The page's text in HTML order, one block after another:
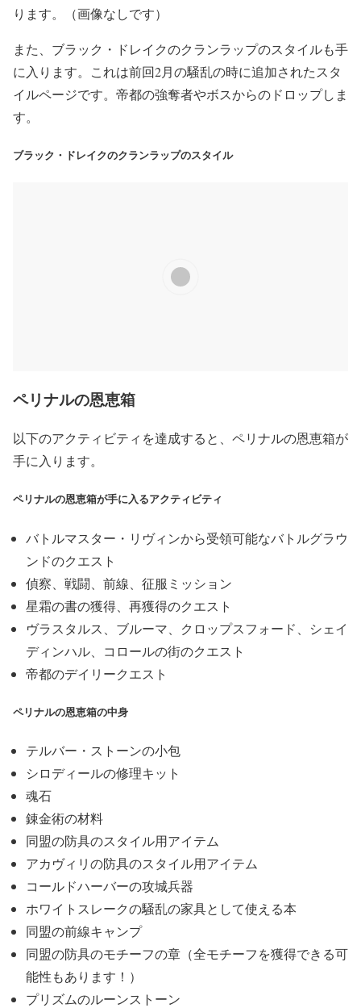
ります。（画像なしです）
また、ブラック・ドレイクのクランラップのスタイルも手
に入ります。これは前回2月の騒乱の時に追加されたスタ
イルページです。帝都の強奪者やボスからのドロップしま
す。
ブラック・ドレイクのクランラップのスタイル
ペリナルの恩恵箱
以下のアクティビティを達成すると、ペリナルの恩恵箱が
手に入ります。
ペリナルの恩恵箱が手に入るアクティビティ
バトルマスター・リヴィンから受領可能なバトルグラウ
ンドのクエスト
偵察、戦闘、前線、征服ミッション
星霜の書の獲得、再獲得のクエスト
ヴラスタルス、ブルーマ、クロップスフォード、シェイ
ディンハル、コロールの街のクエスト
帝都のデイリークエスト
ペリナルの恩恵箱の中身
テルバー・ストーンの小包
シロディールの修理キット
魂石
錬金術の材料
同盟の防具のスタイル用アイテム
アカヴィリの防具のスタイル用アイテム
コールドハーバーの攻城兵器
ホワイトスレークの騒乱の家具として使える本
同盟の前線キャンプ
同盟の防具のモチーフの章（全モチーフを獲得できる可
能性もあります！）
プリズムのルーンストーン